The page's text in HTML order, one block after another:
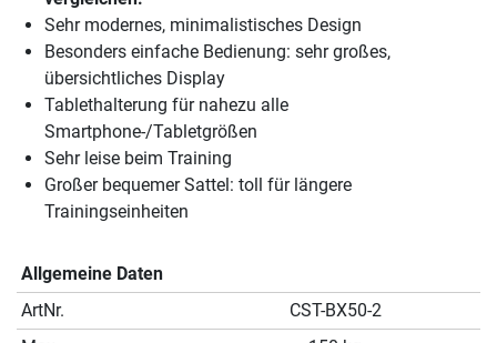
Sehr modernes, minimalistisches Design
Besonders einfache Bedienung: sehr großes,
übersichtliches Display
Tablethalterung für nahezu alle
Smartphone-/Tabletgrößen
Sehr leise beim Training
Großer bequemer Sattel: toll für längere
Trainingseinheiten
Allgemeine Daten
ArtNr.
CST-BX50-2